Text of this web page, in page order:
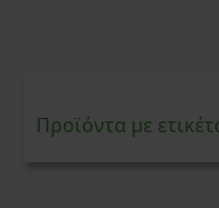
Προϊόντα με